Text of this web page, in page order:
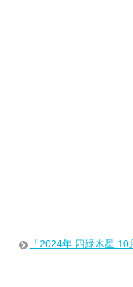
「2024年 四緑木星